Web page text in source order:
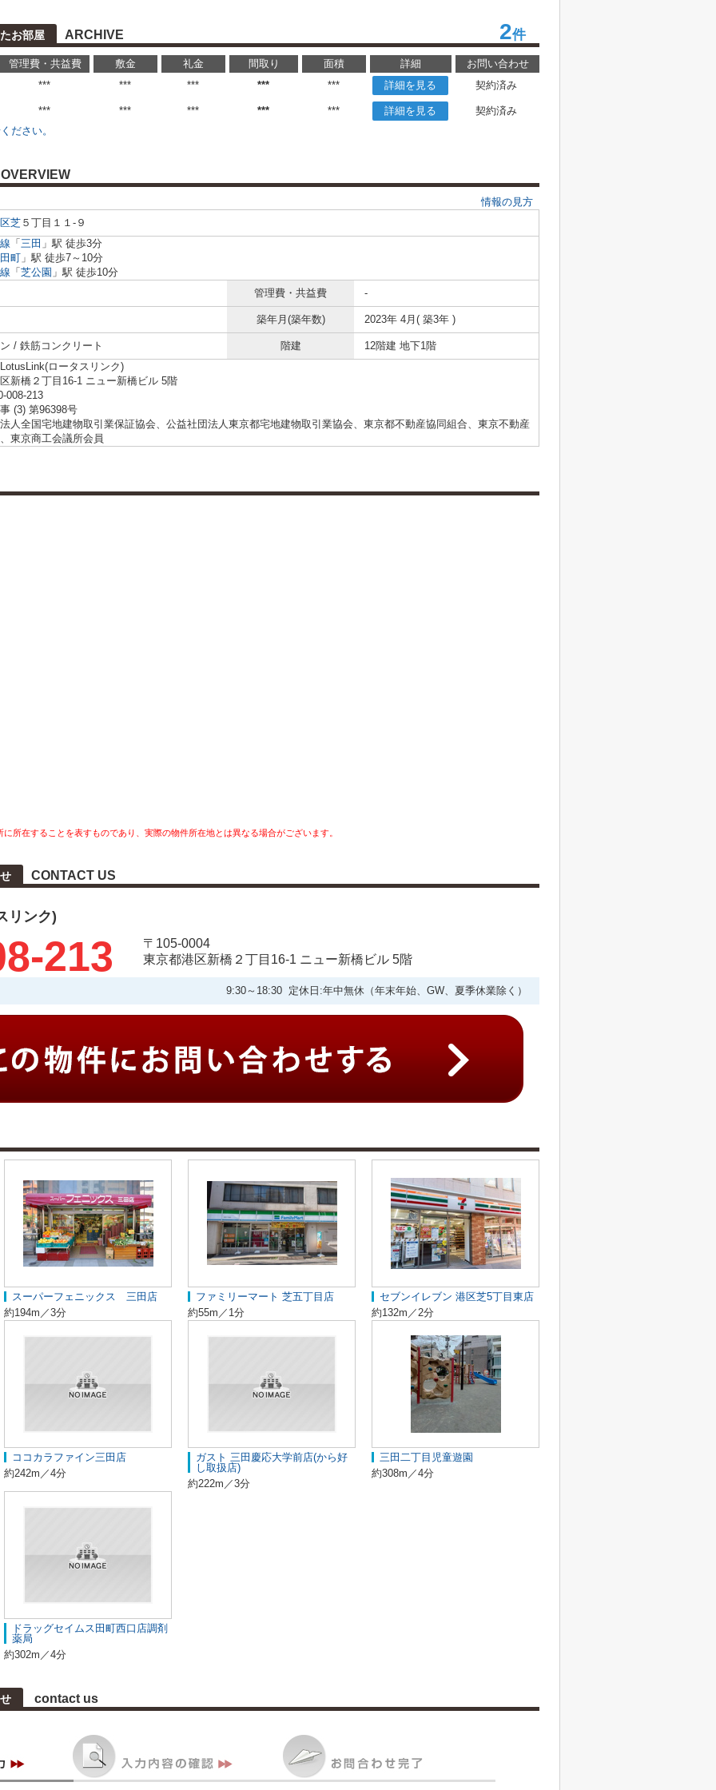
お部屋 ARCHIVE 2件
管理費・共益費 敷金 礼金 間取り 面積 詳細
お問い合わせ
***
*** *** *** *** 詳細を見る 契約済み
*** *** *** *** *** 詳細を見る
契約済み
ださい。
OVERVIEW
情報の見方
芝 ５丁目１１-９
「 三田 」駅 徒歩3分
田町 」駅 徒歩7～10分
「 芝公園 」駅 徒歩10分
管理費・共益費
-
築年月(築年数) 2023年 4月( 築3年 )
/ 鉄筋コンクリート 階建
12階建 地下1階
ロータスリンク)
新橋２丁目16-1 ニュー新橋ビル 5階
008-213
(3) 第96398号
人全国宅地建物取引業保証協会、公益社団法人東京都宅地建物取引業協会、東京都不動産協同組合、東京不動産
東京商工会議所会員
所在することを表すものであり、実際の物件所在地とは異なる場合がございます。
CONTACT US
リンク)
213
〒105-0004
東京都港区新橋２丁目16-1 ニュー新橋ビル 5階
9:30～18:30 定休日:年中無休（年末年始、GW、夏季休業除く）
スーパーフェニックス 三田店
約194m／3分
ファミリーマート 芝五丁目店
約55m／1分
セブンイレブン 港区芝5丁目東店
約132m／2分
ココカラファイン三田店
約242m／4分
ガスト 三田慶応大学前店(から好
し取扱店)
約222m／3分
三田二丁目児童遊園
約308m／4分
ドラッグセイムス田町西口店調剤
薬局
約302m／4分
contact us